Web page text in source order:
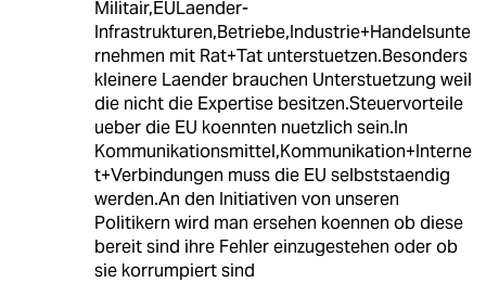
Militair,EULaender-
Infrastrukturen,Betriebe,Industrie+Handelsunte
rnehmen mit Rat+Tat unterstuetzen.Besonders
kleinere Laender brauchen Unterstuetzung weil
die nicht die Expertise besitzen.Steuervorteile
ueber die EU koennten nuetzlich sein.In
Kommunikationsmittel,Kommunikation+Interne
t+Verbindungen muss die EU selbststaendig
werden.An den Initiativen von unseren
Politikern wird man ersehen koennen ob diese
bereit sind ihre Fehler einzugestehen oder ob
sie korrumpiert sind